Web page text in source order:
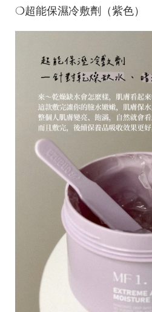
❍超能保濕冷敷劑（紫色）